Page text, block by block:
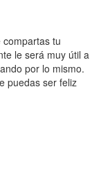
tu
le será muy útil a
por lo mismo.
puedas ser feliz